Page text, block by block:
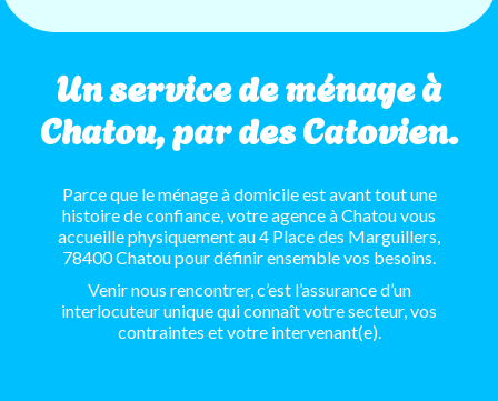
Un service de ménage à
Chatou, par des Catovien.
Parce que le ménage à domicile est avant tout une
histoire de confiance, votre agence à Chatou vous
accueille physiquement au 4 Place des Marguillers,
78400 Chatou pour définir ensemble vos besoins.
Venir nous rencontrer, c’est l’assurance d’un
interlocuteur unique qui connaît votre secteur, vos
contraintes et votre intervenant(e).